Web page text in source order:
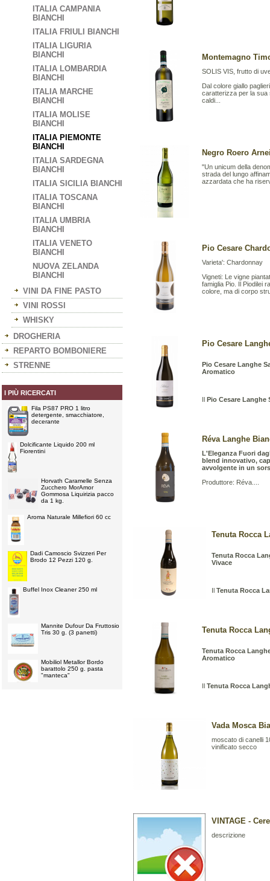
ITALIA CAMPANIA
BIANCHI
ITALIA FRIULI BIANCHI
ITALIA LIGURIA
BIANCHI
ITALIA LOMBARDIA
BIANCHI
ITALIA MARCHE
BIANCHI
ITALIA MOLISE
BIANCHI
ITALIA PIEMONTE
BIANCHI
ITALIA SARDEGNA
BIANCHI
ITALIA SICILIA BIANCHI
ITALIA TOSCANA
BIANCHI
ITALIA UMBRIA
BIANCHI
ITALIA VENETO
BIANCHI
NUOVA ZELANDA
BIANCHI
VINI DA FINE PASTO
VINI ROSSI
WHISKY
DROGHERIA
REPARTO BOMBONIERE
STRENNE
I PIÙ RICERCATI
Fila PS87 PRO 1 litro
detergente, smacchiatore,
decerante
Dolcificante Liquido 200 ml
Fiorentini
Horvath Caramelle Senza
Zucchero MorAmor
Gommosa Liquirizia pacco
da 1 kg.
Aroma Naturale Millefiori 60 cc
Dadi Camoscio Svizzeri Per
Brodo 12 Pezzi 120 g.
Buffel Inox Cleaner 250 ml
Mannite Dufour Da Fruttosio
Tris 30 g. (3 panetti)
Mobiliol Metallor Bordo
barattolo 250 g. pasta
"manteca"
Montemagno
SOLIS VIS, frutto di
Dal colore giallo
caratterizza per la sua
caldi...
Negro Roero
"Un unicum della
strada del lungo
azzardata che ha
Pio Cesare
Varieta': Chardonnay
Vigneti: Le vigne
famiglia Pio. Il Piodilei
colore, ma di corpo
Pio Cesare
Pio Cesare Langhe
Aromatico
Il Pio Cesare Langhe
Réva Langhe
L'Eleganza Fuori
blend innovativo,
avvolgente in un
Produttore: Réva....
Tenuta Rocca
Tenuta Rocca
Vivace
Il Tenuta Rocca
Tenuta Rocca
Tenuta Rocca
Aromatico
Il Tenuta Rocca
Vada Mosca
moscato di canelli
vinificato secco
VINTAGE -
descrizione